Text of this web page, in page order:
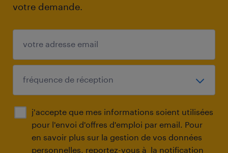
votre demande.
j'accepte que mes informations soient utilisées
pour l'envoi d'offres d'emploi par email. Pour
en savoir plus sur la gestion de vos données
personnelles, reportez-vous à la notification